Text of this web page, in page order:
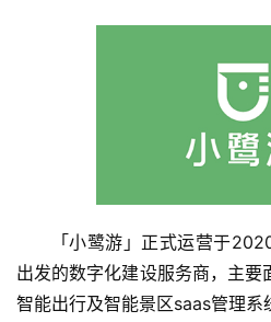
「小鹭游」正式运营于
出发的数字化建设服务商，主要
智能出行及智能景区saas管理系